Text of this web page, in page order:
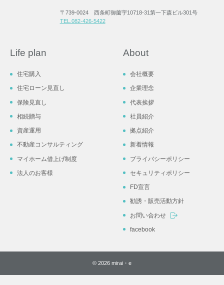
〒739-0024 西条町御薗宇10718-31第一下森ビル301号
TEL.082-426-5422
Life plan
住宅購入
住宅ローン見直し
保険見直し
相続贈与
資産運用
不動産コンサルティング
マイホーム借上げ制度
法人のお客様
About
会社概要
企業理念
代表挨拶
社員紹介
拠点紹介
新着情報
プライバシーポリシー
セキュリティポリシー
FD宣言
勧誘・販売活動方針
お問い合わせ
facebook
© 2026 mirai・e